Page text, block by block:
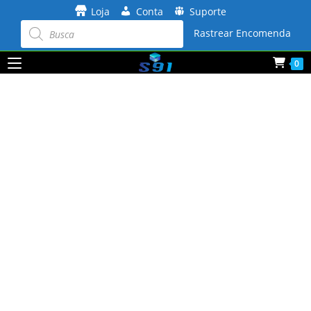
conteúdo
Loja Conta Suporte
Pesquisar
produtos Rastrear Encomenda
0